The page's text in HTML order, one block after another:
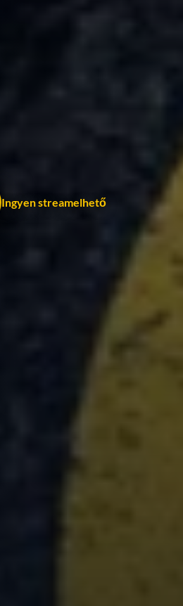
Ingyen streamelhető